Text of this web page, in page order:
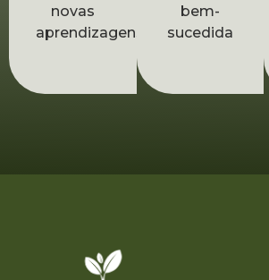
novas
aprendizagens
bem-
sucedida